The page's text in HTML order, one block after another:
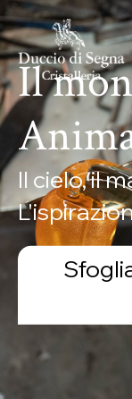
Il
Il cielo, il